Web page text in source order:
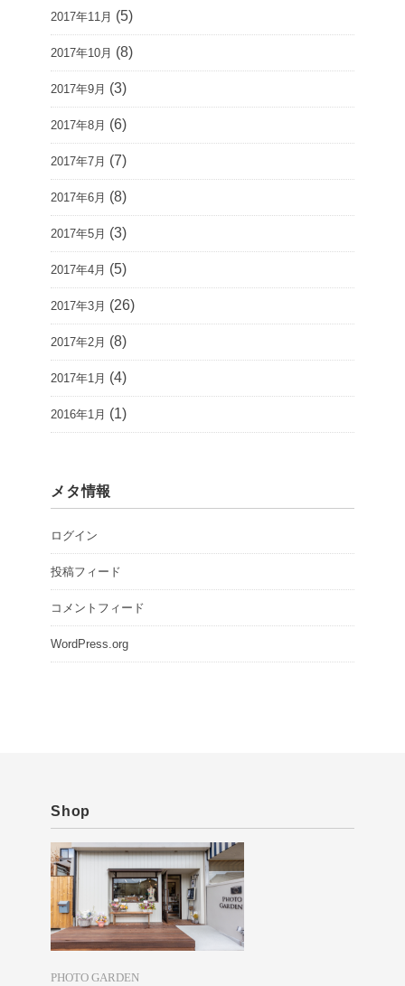
2017年11月 (5)
2017年10月 (8)
2017年9月 (3)
2017年8月 (6)
2017年7月 (7)
2017年6月 (8)
2017年5月 (3)
2017年4月 (5)
2017年3月 (26)
2017年2月 (8)
2017年1月 (4)
2016年1月 (1)
メタ情報
ログイン
投稿フィード
コメントフィード
WordPress.org
Shop
PHOTO GARDEN